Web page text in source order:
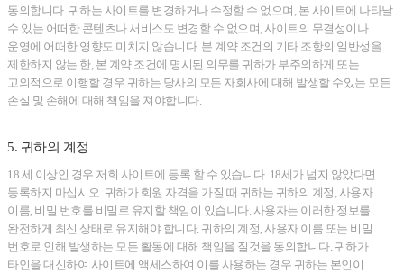
동의합니다. 귀하는 사이트를 변경하거나 수정할 수 없으며, 본 사이트에 나타날
수 있는 어떠한 콘텐츠나 서비스도 변경할 수 없으며, 사이트의 무결성이나
운영에 어떠한 영향도 미치지 않습니다. 본 계약 조건의 기타 조항의 일반성을
제한하지 않는 한, 본 계약 조건에 명시된 의무를 귀하가 부주의하게 또는
고의적으로 이행할 경우 귀하는 당사의 모든 자회사에 대해 발생할 수있는 모든
손실 및 손해에 대해 책임을 져야합니다.
5. 귀하의 계정
18 세 이상인 경우 저희 사이트에 등록 할 수 있습니다. 18세가 넘지 않았다면
등록하지 마십시오. 귀하가 회원 자격을 가질 때 귀하는 귀하의 계정, 사용자
이름, 비밀 번호를 비밀로 유지할 책임이 있습니다. 사용자는 이러한 정보를
완전하게 최신 상태로 유지해야 합니다. 귀하의 계정, 사용자 이름 또는 비밀
번호로 인해 발생하는 모든 활동에 대해 책임을 질것을 동의합니다. 귀하가
타인을 대신하여 사이트에 액세스하여 이를 사용하는 경우 귀하는 본인이